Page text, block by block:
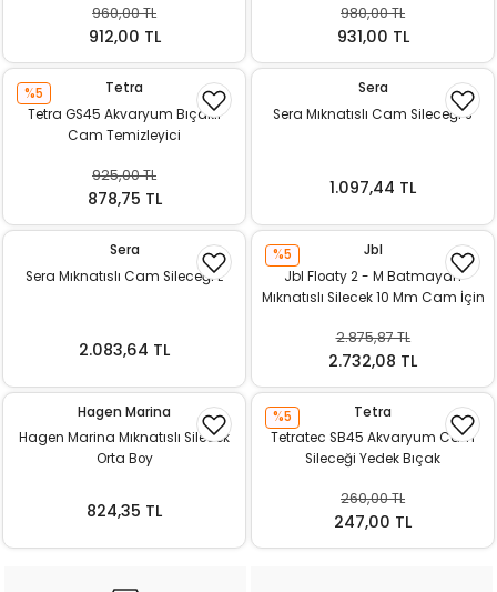
960,00 TL
912,00 TL
980,00 TL
931,00 TL
%5
Tetra
Tetra GS45 Akvaryum Bıçaklı
Cam Temizleyici
925,00 TL
878,75 TL
Sera
Sera Mıknatıslı Cam Sileceği S
1.097,44 TL
Sera
Sera Mıknatıslı Cam Sileceği L
2.083,64 TL
%5
Jbl
Jbl Floaty 2 - M Batmayan
Mıknatıslı Silecek 10 Mm Cam İçin
2.875,87 TL
2.732,08 TL
Hagen Marina
Hagen Marina Mıknatıslı Silecek
Orta Boy
824,35 TL
%5
Tetra
Tetratec SB45 Akvaryum Cam
Sileceği Yedek Bıçak
260,00 TL
247,00 TL